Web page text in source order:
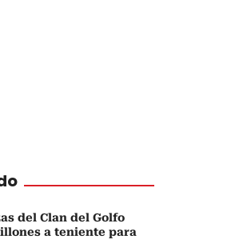
del Clan del Golfo
a teniente para